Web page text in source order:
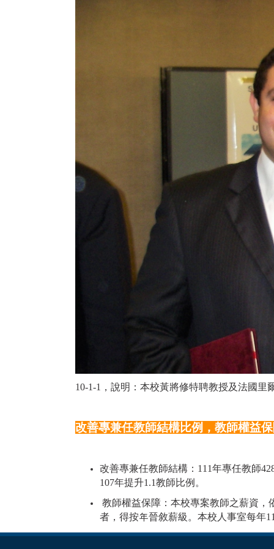
10-1-1，說明：本校黃將修特聘教授及法國里
改善專兼任教師結構比例，教師權益
改善專兼任教師結構：111年專任教師
107年提升1.1教師比例。
教師權益保障：本校專案教師之薪資
者，得按年晉敘薪級。本校人事室每年